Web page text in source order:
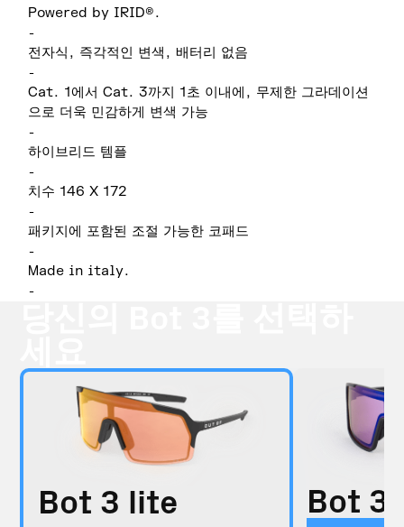
Powered by IRID®.
-
전자식, 즉각적인 변색, 배터리 없음
-
Cat. 1에서 Cat. 3까지 1초 이내에, 무제한 그라데이션
으로 더욱 민감하게 변색 가능
-
하이브리드 템플
-
치수 146 X 172
-
패키지에 포함된 조절 가능한 코패드
-
Made in italy.
-
Bot 3 lite Bot 3